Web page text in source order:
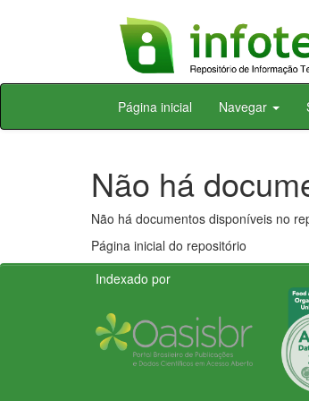
Skip
Página inicial Navegar
Não há
Não há documentos disponíveis no
Página inicial do repositório
Indexado por